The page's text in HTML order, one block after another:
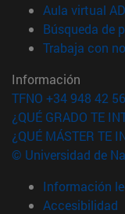
Aula virtual
Búsqueda de
Trabaja con
Información
TFNO +34 948 42
¿QUÉ GRADO TE
¿QUÉ MÁSTER TE
© Universidad de
Información
Accesibilidad